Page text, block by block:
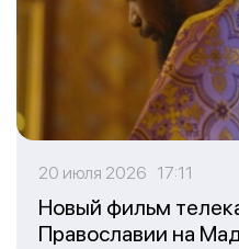
20 июля 2026 17:11
Новый фильм
Православии на